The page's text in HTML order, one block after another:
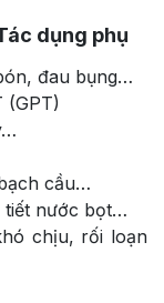
dụng phụ
đau bụng…
(GPT)
cầu…
tiết nước bọt…
chịu, rối loạn